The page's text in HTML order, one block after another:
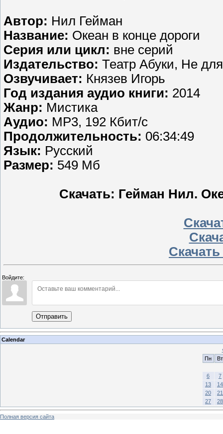
Автор: Нил Гейман
Название: Океан в конце дороги
Серия или цикл: вне серий
Издательство: Театр Абуки, Не
Озвучивает: Князев Игорь
Год издания аудио книги: 2014
Жанр: Мистика
Аудио: MP3, 192 Кбит/с
Продолжительность: 06:34:49
Язык: Русский
Размер: 549 Мб
Скачать: Гейман Нил.
Войдите:
Отправить
Calendar
Пн
Вт
6
7
13
14
20
21
27
28
Полная версия сайта